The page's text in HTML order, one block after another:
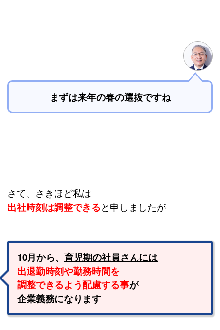
まずは来年の春の選抜ですね
さて、さきほど私は
出社時刻は調整できると申しましたが
10月から、 育児期の社員さんには
出退勤時刻や勤務時間を
調整できるよう配慮する事が
企業義務になります